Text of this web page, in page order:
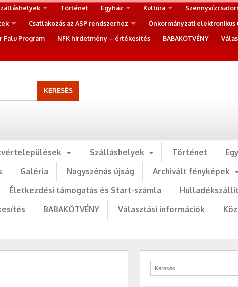
Történet Egyház Kultúra
Csatlakozás az ASP rendszerhez
Önkormányzati elektronikus
Falu Program NFK hirdetmény – értékesítés BABAKÖTVÉNY
Szálláshelyek Történet
Galéria Nagyszénás újság Archivált fényképek
Életkezdési támogatás és Start-számla
BABAKÖTVÉNY Választási információk